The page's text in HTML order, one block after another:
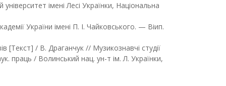
імені Лесі Українки, Національна
України імені П. І. Чайковського. — Віип.
[Текст] / В. Драганчук // Музикознавчі студії
праць / Волинський нац. ун-т ім. Л. Українки,